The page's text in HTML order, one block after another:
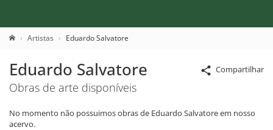
Artistas Eduardo Salvatore
Compartilhar
Eduardo Salvatore
Obras de arte disponíveis
No momento não possuimos obras de Eduardo Salvatore em nosso
acervo.